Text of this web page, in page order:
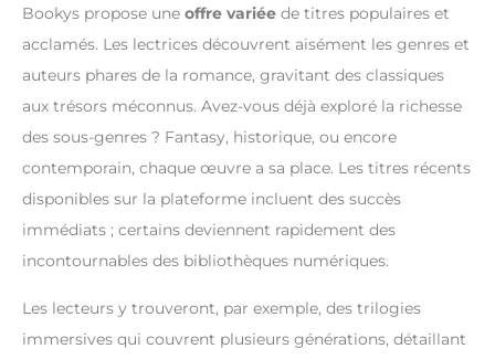
Bookys propose une offre variée de titres populaires et
acclamés. Les lectrices découvrent aisément les genres et
auteurs phares de la romance, gravitant des classiques
aux trésors méconnus. Avez-vous déjà exploré la richesse
des sous-genres ? Fantasy, historique, ou encore
contemporain, chaque œuvre a sa place. Les titres récents
disponibles sur la plateforme incluent des succès
immédiats ; certains deviennent rapidement des
incontournables des bibliothèques numériques.
Les lecteurs y trouveront, par exemple, des trilogies
immersives qui couvrent plusieurs générations, détaillant